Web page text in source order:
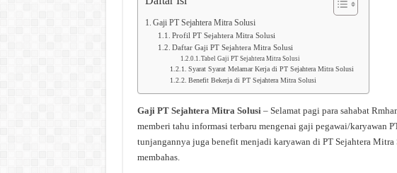
Gaji PT Sejahtera Mitra Solusi
Profil PT Sejahtera Mitra Solusi
Daftar Gaji PT Sejahtera Mitra Solusi
Tabel Gaji PT Sejahtera Mitra Solusi
Syarat Syarat Melamar Kerja di PT Sejahtera Mitra Solusi
Benefit Bekerja di PT Sejahtera Mitra Solusi
Gaji PT Sejahtera Mitra Solusi – Selamat pagi para sahabat
memberi tahu informasi terbaru mengenai gaji pegawai/karyawan
tunjangannya juga benefit menjadi karyawan di PT Sejahtera
membahas.